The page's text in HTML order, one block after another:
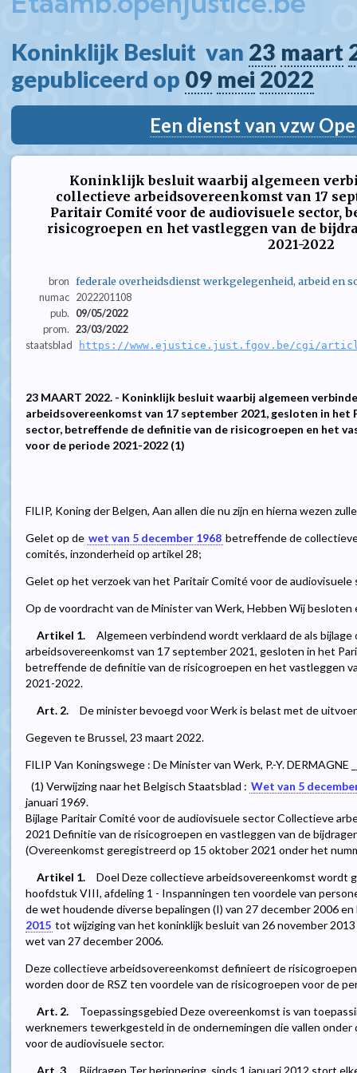
Koninklijk Besluit  van 23 maart
gepubliceerd op 09 mei 2022
Een dienst van vzw
Koninklijk besluit waarbij algemeen
collectieve arbeidsovereenkomst van 17
Paritair Comité voor de audiovisuele sector,
risicogroepen en het vastleggen van de
2021-2022
bron federale overheidsdienst werkgelegenheid, arbeid en
numac 2022201108
pub.
09/05/2022
prom. 23/03/2022
staatsblad
https://www.ejustice.just.fgov.be/cgi/
23 MAART 2022. - Koninklijk besluit waarbij algemeen
arbeidsovereenkomst van 17 september 2021, gesloten in
sector, betreffende de definitie van de risicogroepen en het
voor de periode 2021-2022 (1)
FILIP, Koning der Belgen, Aan allen die nu zijn en hierna wezen
Gelet op de wet van 5 december 1968 betreffende de
comités, inzonderheid op artikel 28;
Gelet op het verzoek van het Paritair Comité voor de audiovisuele
Op de voordracht van de Minister van Werk, Hebben Wij besloten
Artikel 1.
Algemeen verbindend wordt verklaard de als
arbeidsovereenkomst van 17 september 2021, gesloten in het
betreffende de definitie van de risicogroepen en het vastleggen
2021-2022.
Art. 2.
De minister bevoegd voor Werk is belast met de
Gegeven te Brussel, 23 maart 2022.
FILIP Van Koningswege : De Minister van Werk, P.-Y. DERMAGNE
(1) Verwijzing naar het Belgisch Staatsblad : Wet van 5
januari 1969.
Bijlage Paritair Comité voor de audiovisuele sector Collectieve
2021 Definitie van de risicogroepen en vastleggen van de
(Overeenkomst geregistreerd op 15 oktober 2021 onder het
Artikel 1.
Doel Deze collectieve arbeidsovereenkomst wordt
hoofdstuk VIII, afdeling 1 - Inspanningen ten voordele van
de wet houdende diverse bepalingen (I) van 27 december 2006
2015 tot wijziging van het koninklijk besluit van 26 november
wet van 27 december 2006.
Deze collectieve arbeidsovereenkomst definieert de
worden door de RSZ ten voordele van de risicogroepen voor de
Art. 2.
Toepassingsgebied Deze overeenkomst is van
werknemers tewerkgesteld in de ondernemingen die vallen
voor de audiovisuele sector.